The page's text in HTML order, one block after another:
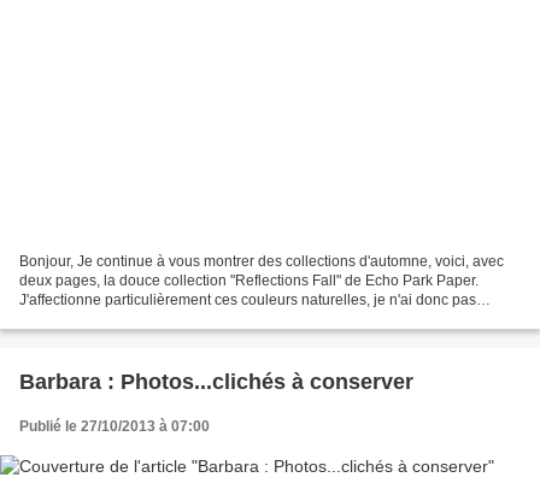
Bonjour, Je continue à vous montrer des collections d'automne, voici, avec
deux pages, la douce collection "Reflections Fall" de Echo Park Paper.
J'affectionne particulièrement ces couleurs naturelles, je n'ai donc pas
Barbara : Photos...clichés à conserver
Publié le 27/10/2013 à 07:00